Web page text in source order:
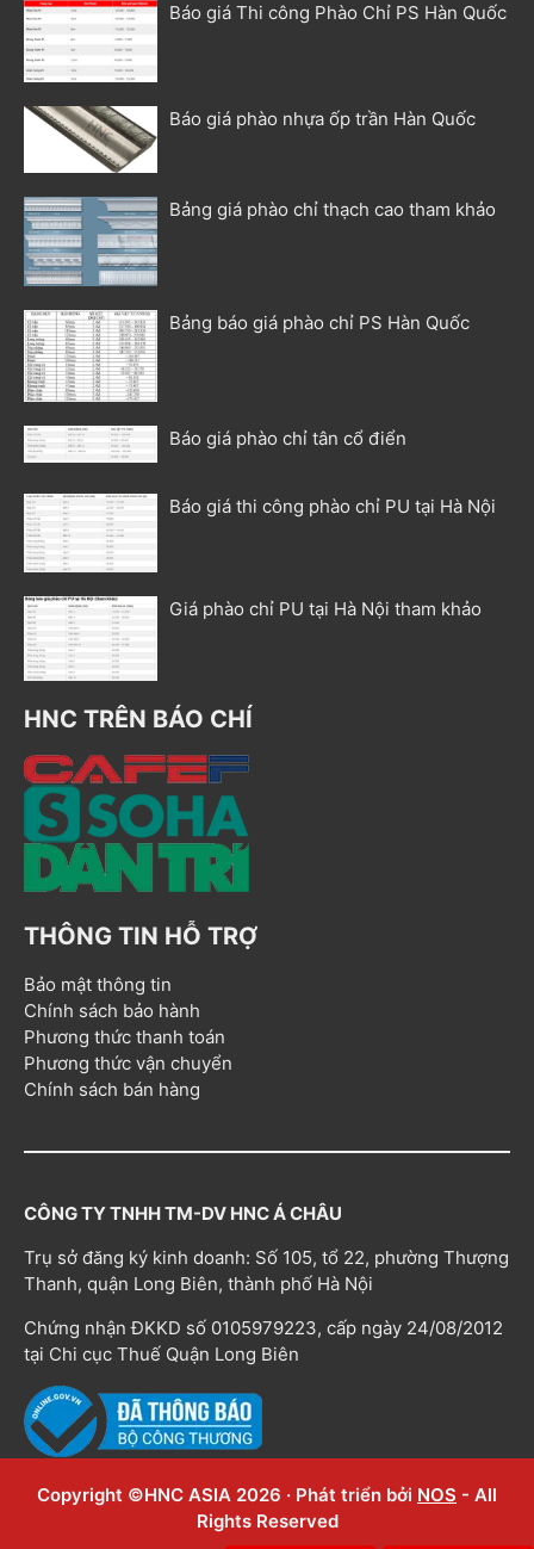
Báo giá Thi công Phào Chỉ PS Hàn Quốc
Báo giá phào nhựa ốp trần Hàn Quốc
Bảng giá phào chỉ thạch cao tham khảo
Bảng báo giá phào chỉ PS Hàn Quốc
Báo giá phào chỉ tân cổ điển
Báo giá thi công phào chỉ PU tại Hà Nội
Giá phào chỉ PU tại Hà Nội tham khảo
HNC TRÊN BÁO CHÍ
THÔNG TIN HỖ TRỢ
Bảo mật thông tin
Chính sách bảo hành
Phương thức thanh toán
Phương thức vận chuyển
Chính sách bán hàng
CÔNG TY TNHH TM-DV HNC Á CHÂU
Trụ sở đăng ký kinh doanh: Số 105, tổ 22, phường Thượng
Thanh, quận Long Biên, thành phố Hà Nội
Chứng nhận ĐKKD số 0105979223, cấp ngày 24/08/2012
tại Chi cục Thuế Quận Long Biên
Copyright ©HNC ASIA 2026 · Phát triển bởi NOS - All
Rights Reserved